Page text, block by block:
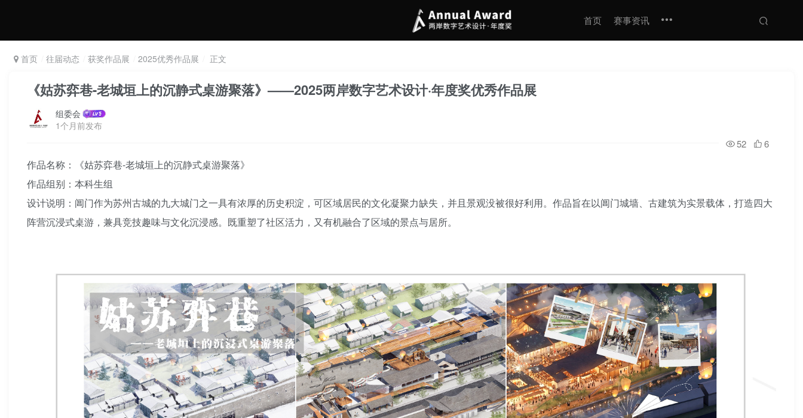
首页 赛事资讯
首页 往届动态 获奖作品展 2025优秀作品展 正文
《姑苏弈巷-老城垣上的沉静式桌游聚落》——2025两岸数字艺术设计·年度奖优秀作品展
组委会
1个月前发布
52 6
作品名称：《姑苏弈巷-老城垣上的沉静式桌游聚落》
作品组别：本科生组
设计说明：阊门作为苏州古城的九大城门之一具有浓厚的历史积淀，可区域居民的文化凝聚力缺失，并且景观没被很好利用。作品旨在以阊门城墙、古建筑为实景载体，打造四大
阵营沉浸式桌游，兼具竞技趣味与文化沉浸感。既重塑了社区活力，又有机融合了区域的景点与居所。